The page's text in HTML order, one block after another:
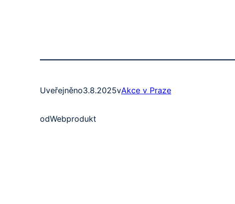
Uveřejněno3.8.2025vAkce v Praze
odWebprodukt